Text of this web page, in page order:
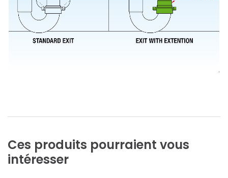
Ces produits pourraient vous
intéresser